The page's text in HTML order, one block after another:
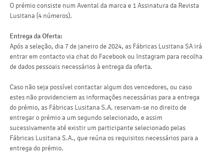
O prémio consiste num Avental da marca e 1 Assinatura da Revista
Lusitana (4 números).
Entrega da Oferta:
Após a seleção, dia 7 de janeiro de 2024, as Fábricas Lusitana SA irá
entrar em contacto via chat do Facebook ou Instagram para recolha
de dados pessoais necessários à entrega da oferta.
Caso não seja possível contactar algum dos vencedores, ou caso
estes não providenciem as informações necessárias para a entrega
do prémio, as Fábricas Lusitana S.A. reservam-se no direito de
entregar o prémio a um segundo selecionado, e assim
sucessivamente até existir um participante selecionado pelas
Fábricas Lusitana S.A., que reúna os requisitos necessários para a
entrega do prémio.